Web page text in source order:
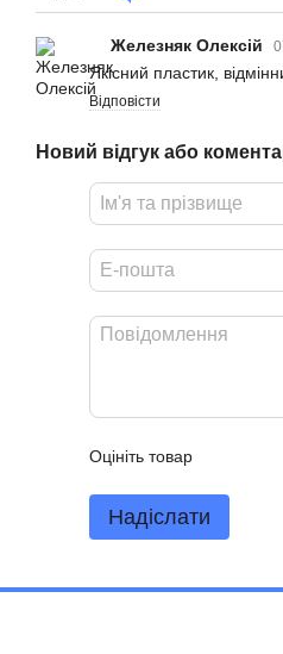
Железняк Олексій
Якісний пластик,
Відповісти
Новий відгук або
Оцініть товар
Надіслати